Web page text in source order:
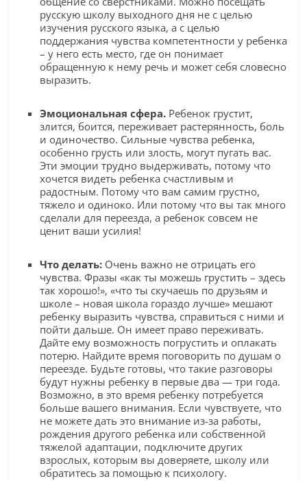
русскую школу выходного дня не с целью
изучения русского языка, а с целью
поддержания чувства компетентности у ребенка
– у него есть место, где он понимает
обращенную к нему речь и может себя словесно
выразить.
Эмоциональная сфера. Ребенок грустит,
злится, боится, переживает растерянность, боль
и одиночество. Сильные чувства ребенка,
особенно грусть или злость, могут пугать вас.
Эти эмоции трудно выдерживать, потому что
хочется видеть ребенка счастливым и
радостным. Потому что вам самим грустно,
тяжело и одиноко. Или потому что вы так много
сделали для переезда, а ребенок совсем не
ценит ваши усилия!
Что делать: Очень важно не отрицать его
чувства. Фразы «как ты можешь грустить – здесь
так хорошо!», «что ты скучаешь по друзьям и
школе – новая школа гораздо лучше» мешают
ребенку выразить чувства, справиться с ними и
пойти дальше. Он имеет право переживать.
Дайте ему возможность погрустить и оплакать
потерю. Найдите время поговорить по душам о
переезде. Будьте готовы, что такие разговоры
будут нужны ребенку в первые два — три года.
Возможно, в это время ребенку потребуется
больше вашего внимания. Если чувствуете, что
не можете дать это внимание из-за работы,
рождения другого ребенка или собственной
тяжелой адаптации, подключите других
взрослых, которым вы доверяете, школу или
обратитесь за помощью к психологу.